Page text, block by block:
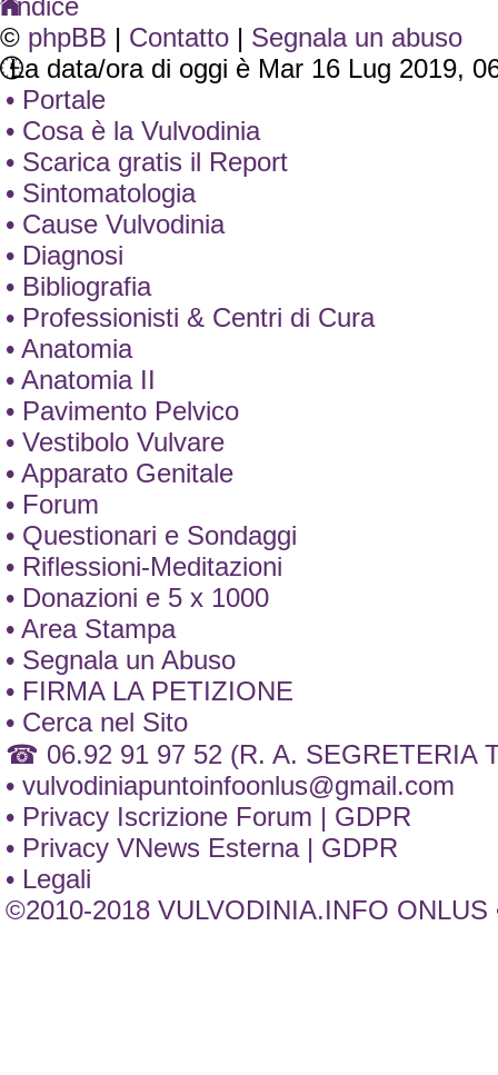
© phpBB | Contatto | Segnala un abuso
La data/ora di oggi è Mar 16 Lug 2019,
• Portale
• Cosa è la Vulvodinia
• Scarica gratis il Report
• Sintomatologia
• Cause Vulvodinia
• Diagnosi
• Bibliografia
• Professionisti & Centri di Cura
• Anatomia
• Anatomia II
• Pavimento Pelvico
• Vestibolo Vulvare
• Apparato Genitale
• Forum
• Questionari e Sondaggi
• Riflessioni-Meditazioni
• Donazioni e 5 x 1000
• Area Stampa
• Segnala un Abuso
• FIRMA LA PETIZIONE
• Cerca nel Sito
☎ 06.92 91 97 52 (R. A. SEGRETERIA
• vulvodiniapuntoinfoonlus@gmail.com
• Privacy Iscrizione Forum | GDPR
• Privacy VNews Esterna | GDPR
• Legali
©2010-2018 VULVODINIA.INFO ONLUS